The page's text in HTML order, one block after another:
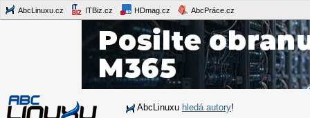
AbcLinuxu.cz ITBiz.cz HDmag.cz AbcPráce.cz
AbcLinuxu hledá autory!